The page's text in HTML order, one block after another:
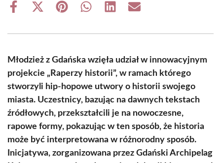
Share
Share
(Twitter)
Share Share Share Share
Młodzież z Gdańska wzięła udział w innowacyjnym
projekcie „Raperzy historii”, w ramach którego
stworzyli hip-hopowe utwory o historii swojego
miasta. Uczestnicy, bazując na dawnych tekstach
źródłowych, przekształcili je na nowoczesne,
rapowe formy, pokazując w ten sposób, że historia
może być interpretowana w różnorodny sposób.
Inicjatywa, zorganizowana przez Gdański Archipelag